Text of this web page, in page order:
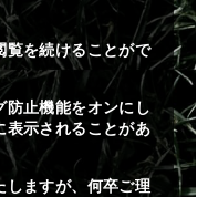
覧を続けることがで
防止機能をオンにし
表示されることがあ
しますが、何卒ご理